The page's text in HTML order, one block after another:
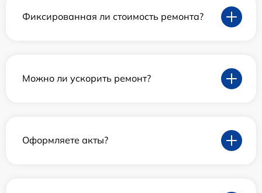
Фиксированная ли стоимость ремонта?
Можно ли ускорить ремонт?
Оформляете акты?